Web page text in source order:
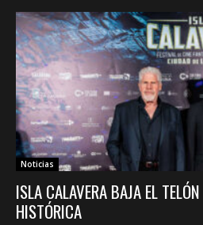
Noticias
ISLA CALAVERA BAJA EL
HISTÓRICA